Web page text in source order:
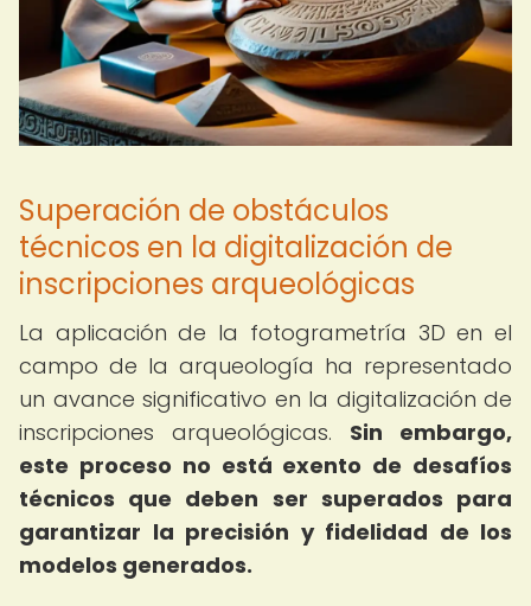
Superación de obstáculos
técnicos en la digitalización de
inscripciones arqueológicas
La aplicación de la fotogrametría 3D en el
campo de la arqueología ha representado
un avance significativo en la digitalización de
inscripciones arqueológicas. Sin embargo,
este proceso no está exento de desafíos
técnicos que deben ser superados para
garantizar la precisión y fidelidad de los
modelos generados.